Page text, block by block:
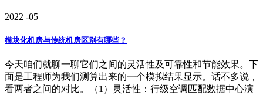
2022 -05
模块化机房与传统机房区别有哪些？
今天咱们就聊一聊它们之间的灵活性及可靠性和节能效果。下
面是工程师为我们测算出来的一个模拟结果显示。话不多说，
看两者之间的对比。（1）灵活性：行级空调匹配数据中心演